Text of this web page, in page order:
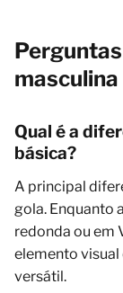
masculina
Qual é a
básica?
A principal
gola. Enquanto
redonda ou em
elemento visual
versátil.